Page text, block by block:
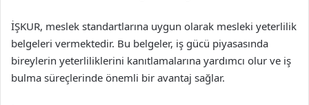
İŞKUR, meslek standartlarına uygun olarak mesleki yeterlilik
belgeleri vermektedir. Bu belgeler, iş gücü piyasasında
bireylerin yeterliliklerini kanıtlamalarına yardımcı olur ve iş
bulma süreçlerinde önemli bir avantaj sağlar.